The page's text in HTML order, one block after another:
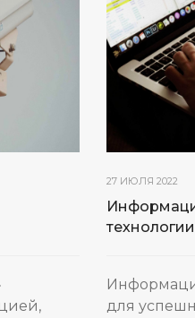
27 ИЮЛЯ 2022
для